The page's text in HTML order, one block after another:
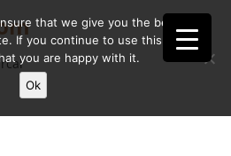
that we give you the best
If you continue to use this site we
you are happy with it.
Ok